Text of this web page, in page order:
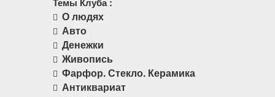
О людях
Авто
Денежки
Живопись
Фарфор. Стекло. Керамика
Антиквариат